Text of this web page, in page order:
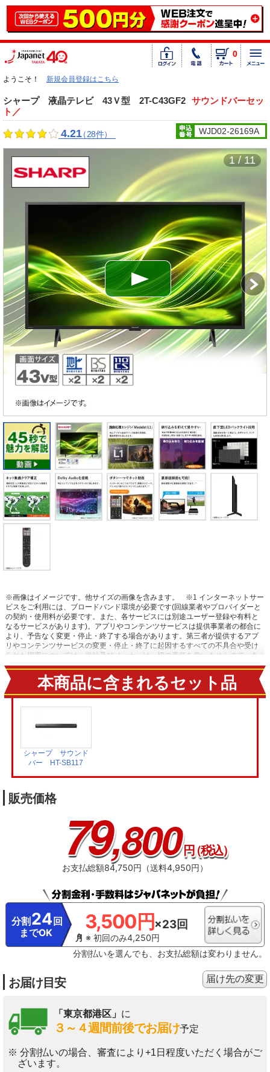
0
ようこそ！ 新規会員登録はこちら
シャープ 液晶テレビ 43Ｖ型 2T-C43GF2 サウンドバーセッ
ト／
4.21（28件） WJD02-26169A
1 / 11
※画像はイメージです。他サイズの画像を含みます。
※1 インターネットサー
ビスをご利用には、ブロードバンド環境が必要です(回線業者やプロバイダーと
の契約・使用料が必要です。また、各サービスには別途ユーザー登録や有料と
なるサービスがあります)。アプリやコンテンツサービスは提供事業者の都合に
より、予告なく変更・停止・終了する場合があります。第三者が提供するアプ
リやコンテンツサービスの変更・停止・終了に起因するすべての不具合や受け
られた損害については、当社及びメーカーは一切の責任を負いませんので、あ
らかじめご了承ください。
※2 録画機能を使用するには、外付けUSBハードデ
ィスク(別売)が必要です。
本商品に含まれるセット品
シャープ サウンド
バー HT-SB117
販売価格
79,800円（税込）
お支払総額84,750円（送料4,950円）
分割 24 回
までOK
3,500円×23回
※ 初回のみ4,250円
分割払いを選んでも、お支払総額は変わりません。
お届け目安
「東京都港区」 に
３～４週間前後でお届け予定
※ 分割払いの場合、審査により+1日程度いただく場合がご
ざいます。
届け先の変更